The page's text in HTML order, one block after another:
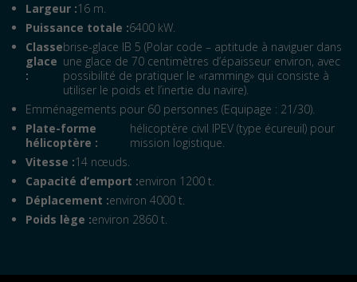
Largeur :16 m.
Puissance totale :6400 kW.
Classe
glace
:
brise-glace IB 5 (Polar code – aptitude à naviguer dans
une glace de 70 centimètres d’épaisseur environ, avec
possibilité de pratiquer le «ramming» qui consiste à
utiliser le poids et l’inertie du navire).
Emménagements pour 60 personnes (Equipage : 21/30).
Plate-forme
hélicoptère :
hélicoptère civil IPEV (type écureuil) pour
mission logistique.
Vitesse :14 nœuds.
Capacité d’emport :environ 1200 t.
Déplacement :environ 4000 t.
Poids lège :environ 2860 t.